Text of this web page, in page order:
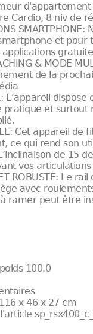
Cardio, 8 niv de
et
& MODE
de la
L‘appareil
et surtout
Cet appareil
ce qui rend son
de 15
vos
ET ROBUSTE: Le
avec
ramer peut être
100.0
x 46 x 27 cm